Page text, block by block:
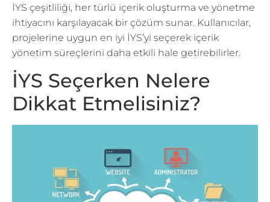
İYS çeşitliliği, her türlü içerik oluşturma ve yönetme
ihtiyacını karşılayacak bir çözüm sunar. Kullanıcılar,
projelerine uygun en iyi İYS’yi seçerek içerik
yönetim süreçlerini daha etkili hale getirebilirler.
İYS Seçerken Nelere
Dikkat Etmelisiniz?